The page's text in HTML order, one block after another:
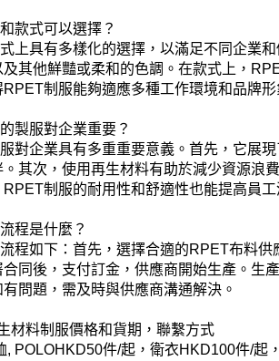
款式可以選擇？
上具有多樣化的選擇，以滿足不同企業
其他鮮豔或柔和的色調。在款式上，
制服能夠適應多種工作環境和品牌形
製服對企業重要？
對企業具有多重重要意義。首先，它展
其次，使用再生材料有助於減少資源浪
制服的耐用性和舒適性也能提高員工
程是什麼？
程如下：首先，選擇合適的RPET布料
同後，支付訂金，供應商開始生產。生
問題，需及時與供應商溝通解決。
材料制服價格和貨期，聯繫方式
, POLOHKD50件/起，衛衣HKD100件/起